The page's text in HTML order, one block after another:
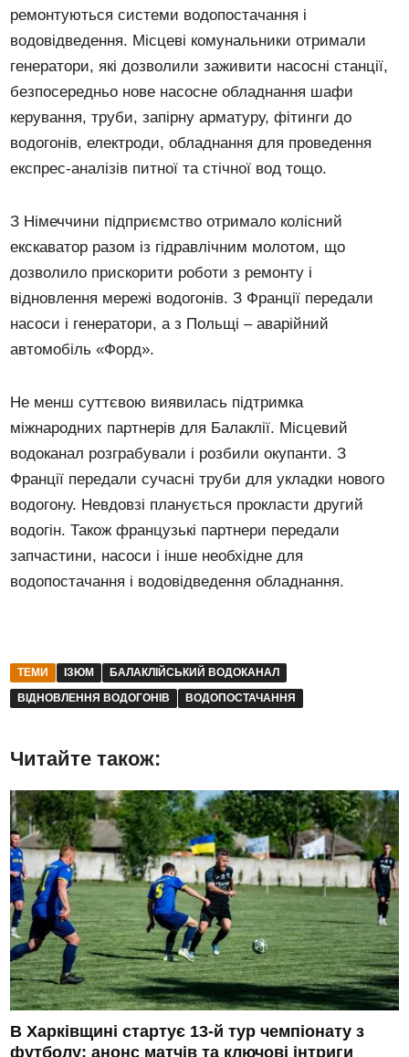
ремонтуються системи водопостачання і
водовідведення. Місцеві комунальники отримали
генератори, які дозволили заживити насосні станції,
безпосередньо нове насосне обладнання шафи
керування, труби, запірну арматуру, фітинги до
водогонів, електроди, обладнання для проведення
експрес-аналізів питної та стічної вод тощо.
З Німеччини підприємство отримало колісний
екскаватор разом із гідравлічним молотом, що
дозволило прискорити роботи з ремонту і
відновлення мережі водогонів. З Франції передали
насоси і генератори, а з Польщі – аварійний
автомобіль «Форд».
Не менш суттєвою виявилась підтримка
міжнародних партнерів для Балаклії. Місцевий
водоканал розграбували і розбили окупанти. З
Франції передали сучасні труби для укладки нового
водогону. Невдовзі планується прокласти другий
водогін. Також французькі партнери передали
запчастини, насоси і інше необхідне для
водопостачання і водовідведення обладнання.
ТЕМИ ІЗЮМ
БАЛАКЛІЙСЬКИЙ ВОДОКАНАЛ
ВІДНОВЛЕННЯ ВОДОГОНІВ
ВОДОПОСТАЧАННЯ
Читайте також:
В Харківщині стартує 13-й тур чемпіонату з
футболу: анонс матчів та ключові інтриги